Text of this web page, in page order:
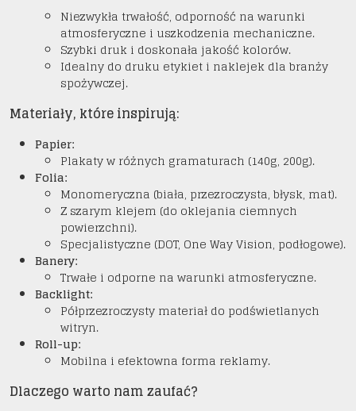
Niezwykła trwałość, odporność na warunki
atmosferyczne i uszkodzenia mechaniczne.
Szybki druk i doskonała jakość kolorów.
Idealny do druku etykiet i naklejek dla branży
spożywczej.
Materiały, które inspirują:
Papier:
Plakaty w różnych gramaturach (140g, 200g).
Folia:
Monomeryczna (biała, przezroczysta, błysk, mat).
Z szarym klejem (do oklejania ciemnych
powierzchni).
Specjalistyczne (DOT, One Way Vision, podłogowe).
Banery:
Trwałe i odporne na warunki atmosferyczne.
Backlight:
Półprzezroczysty materiał do podświetlanych
witryn.
Roll-up:
Mobilna i efektowna forma reklamy.
Dlaczego warto nam zaufać?